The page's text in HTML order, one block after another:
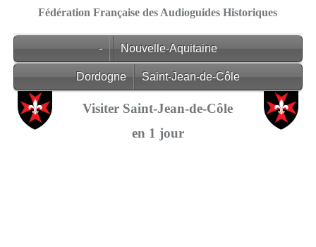
Fédération Française des Audioguides Historiques
- Nouvelle-Aquitaine
Dordogne Saint-Jean-de-Côle
Visiter Saint-Jean-de-Côle
en 1 jour